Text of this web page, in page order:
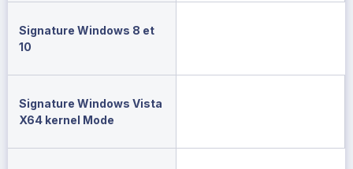
Signature Windows 8 et
10
Signature Windows Vista
X64 kernel Mode